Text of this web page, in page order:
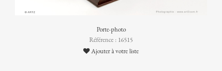
Porte-photo
Référence : 16515
Ajouter à votre liste